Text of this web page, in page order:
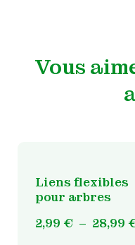
Vous
Liens flexibles
pour arbres
2,99 € – 28,99